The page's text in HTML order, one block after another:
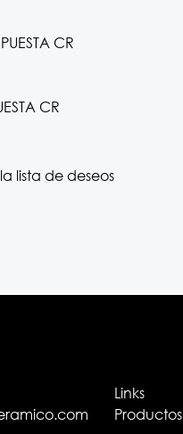
CR
lista de deseos
Links
Productos